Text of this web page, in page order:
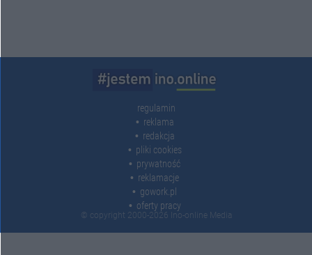
regulamin
reklama
redakcja
pliki cookies
prywatność
reklamacje
gowork.pl
oferty pracy
© copyright 2000-2026 Ino-online Media